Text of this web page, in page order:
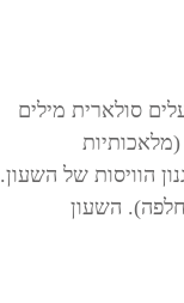
סולארית מילים
הוויסות של השעון.
השעון